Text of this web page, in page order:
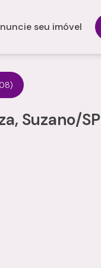
seu imóvel
Suzano/SP